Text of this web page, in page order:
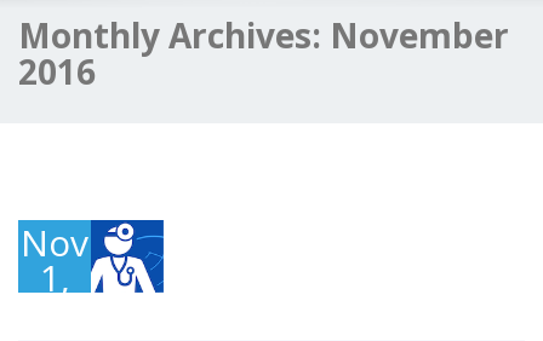
Monthly Archives: November
2016
November
1,